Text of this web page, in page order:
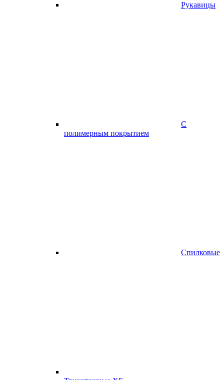
Рукавицы
С
полимерным покрытием
Спилковые